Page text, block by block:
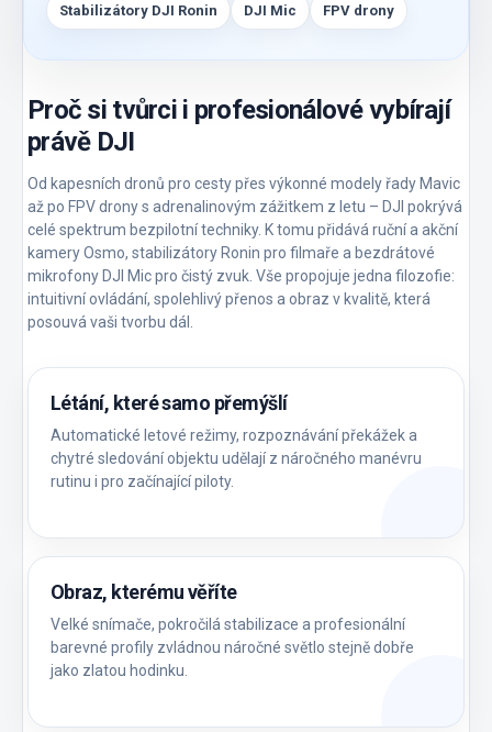
Stabilizátory DJI Ronin DJI Mic FPV drony
Proč si tvůrci i profesionálové vybírají
právě DJI
Od kapesních dronů pro cesty přes výkonné modely řady Mavic
až po FPV drony s adrenalinovým zážitkem z letu – DJI pokrývá
celé spektrum bezpilotní techniky. K tomu přidává ruční a akční
kamery Osmo, stabilizátory Ronin pro filmaře a bezdrátové
mikrofony DJI Mic pro čistý zvuk. Vše propojuje jedna filozofie:
intuitivní ovládání, spolehlivý přenos a obraz v kvalitě, která
posouvá vaši tvorbu dál.
Létání, které samo přemýšlí
Automatické letové režimy, rozpoznávání překážek a
chytré sledování objektu udělají z náročného manévru
rutinu i pro začínající piloty.
Obraz, kterému věříte
Velké snímače, pokročilá stabilizace a profesionální
barevné profily zvládnou náročné světlo stejně dobře
jako zlatou hodinku.